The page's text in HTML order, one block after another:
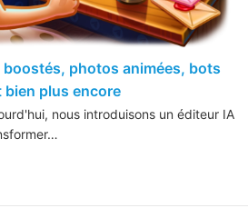
photos animées, bots
bien plus encore
nous introduisons un éditeur IA